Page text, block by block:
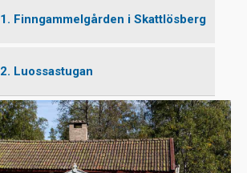
1. Finngammelgården i Skattlösberg
2. Luossastugan